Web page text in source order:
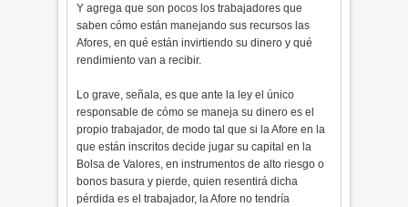
Y agrega que son pocos los trabajadores que
saben cómo están manejando sus recursos las
Afores, en qué están invirtiendo su dinero y qué
rendimiento van a recibir.
Lo grave, señala, es que ante la ley el único
responsable de cómo se maneja su dinero es el
propio trabajador, de modo tal que si la Afore en la
que están inscritos decide jugar su capital en la
Bolsa de Valores, en instrumentos de alto riesgo o
bonos basura y pierde, quien resentirá dicha
pérdida es el trabajador, la Afore no tendría